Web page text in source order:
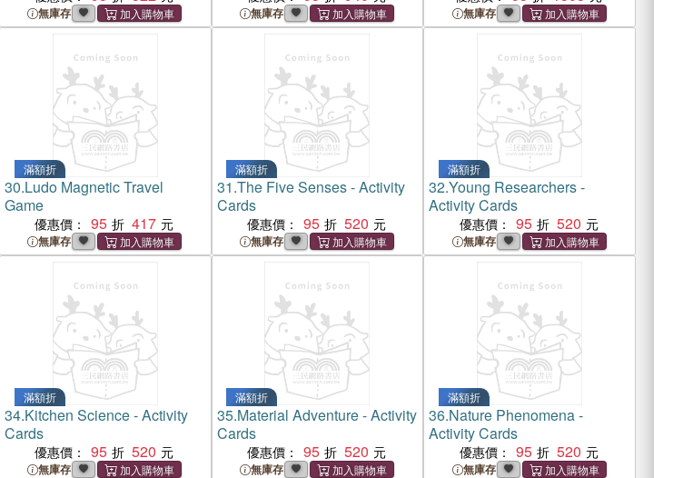
無庫存 無庫存 無庫存
滿額折
30.Ludo Magnetic Travel
Game
優惠價： 95 417
無庫存
滿額折
31.The Five Senses - Activity
Cards
優惠價： 95 520
無庫存
滿額折
32.Young Researchers -
Activity Cards
優惠價： 95 520
無庫存
滿額折
34.Kitchen Science - Activity
Cards
優惠價： 95 520
無庫存
滿額折
35.Material Adventure - Activity
Cards
優惠價： 95 520
無庫存
滿額折
36.Nature Phenomena -
Activity Cards
優惠價： 95 520
無庫存